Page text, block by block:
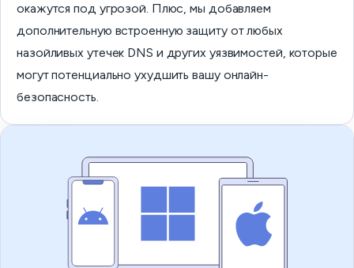
окажутся под угрозой. Плюс, мы добавляем
дополнительную встроенную защиту от любых
назойливых утечек DNS и других уязвимостей, которые
могут потенциально ухудшить вашу онлайн-
безопасность.